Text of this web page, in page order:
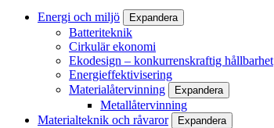
Energi och miljö Expandera
Batteriteknik
Cirkulär ekonomi
Ekodesign – konkurrenskraftig hållbarhet
Energieffektivisering
Materialåtervinning
Expandera
Metallåtervinning
Materialteknik och råvaror
Expandera